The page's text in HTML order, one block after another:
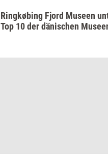
Ringkøbing Fjord Museen
Top 10 der dänischen